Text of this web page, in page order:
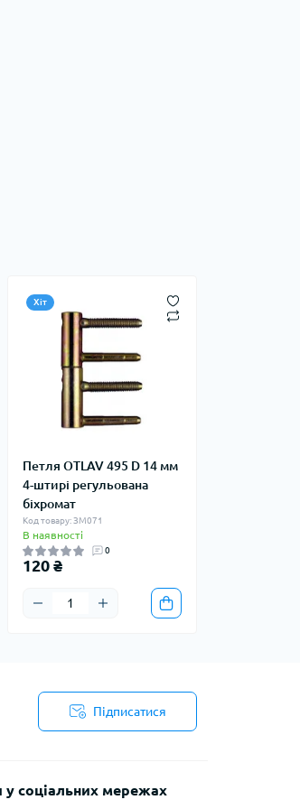
Хіт
Петля OTLAV 495 D 14 мм
4-штирі регульована
біхромат
Код товару: ЗМ071
В наявності
0
120 ₴
Підписатися
у соціальних мережах